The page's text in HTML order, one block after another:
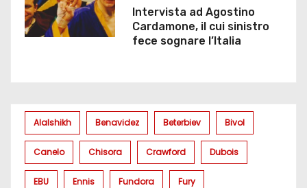
Intervista ad Agostino
Cardamone, il cui sinistro
fece sognare l’Italia
Alalshikh Benavidez Beterbiev Bivol
Canelo Chisora Crawford Dubois
EBU Ennis Fundora Fury